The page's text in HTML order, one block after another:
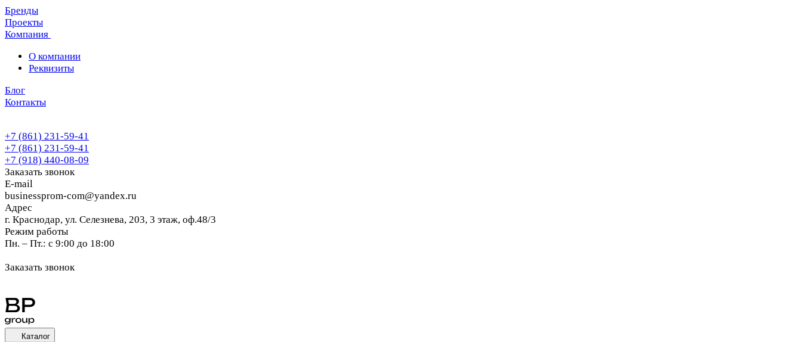
Бренды
Проекты
Компания
О компании
Реквизиты
Блог
Контакты
+7 (861) 231-59-41
+7 (861) 231-59-41
+7 (918) 440-08-09
Заказать звонок
E-mail
businessprom-com@yandex.ru
Адрес
г. Краснодар, ул. Селезнева, 203, 3 этаж, оф.48/3
Режим работы
Пн. – Пт.: с 9:00 до 18:00
Заказать звонок
Каталог